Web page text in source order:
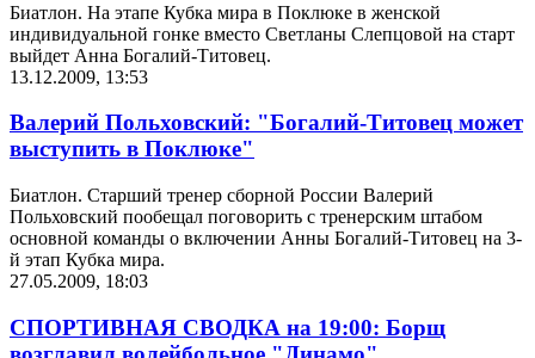
Биатлон. На этапе Кубка мира в Поклюке в женской
индивидуальной гонке вместо Светланы Слепцовой на старт
выйдет Анна Богалий-Титовец.
13.12.2009, 13:53
Валерий Польховский: "Богалий-Титовец может
выступить в Поклюке"
Биатлон. Старший тренер сборной России Валерий
Польховский пообещал поговорить с тренерским штабом
основной команды о включении Анны Богалий-Титовец на 3-
й этап Кубка мира.
27.05.2009, 18:03
СПОРТИВНАЯ СВОДКА на 19:00: Борщ